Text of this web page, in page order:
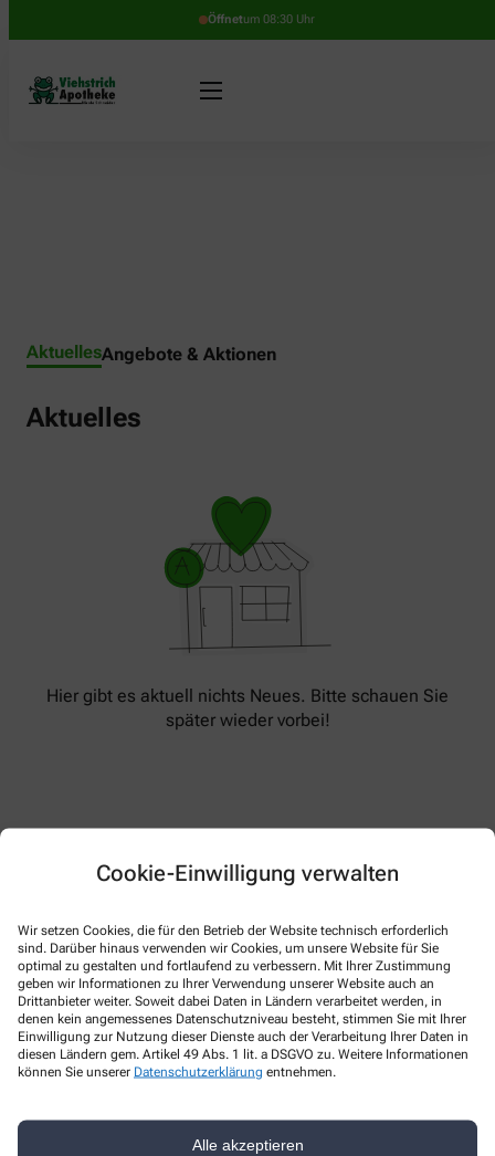
Cookie-Einwilligung verwalten
Wir setzen Cookies, die für den Betrieb der Website technisch erforderlich
sind. Darüber hinaus verwenden wir Cookies, um unsere Website für Sie
optimal zu gestalten und fortlaufend zu verbessern. Mit Ihrer Zustimmung
geben wir Informationen zu Ihrer Verwendung unserer Website auch an
Drittanbieter weiter. Soweit dabei Daten in Ländern verarbeitet werden, in
denen kein angemessenes Datenschutzniveau besteht, stimmen Sie mit Ihrer
Einwilligung zur Nutzung dieser Dienste auch der Verarbeitung Ihrer Daten in
diesen Ländern gem. Artikel 49 Abs. 1 lit. a DSGVO zu. Weitere Informationen
können Sie unserer Datenschutzerklärung entnehmen.
Alle akzeptieren
Öffnetum 08:30 Uhr
AktuellesAngebote & Aktionen
Aktuelles
Hier gibt es aktuell nichts Neues. Bitte schauen Sie
später wieder vorbei!
Kontakt
Viehstrich-Apotheke
Obere Hauptstr. 79,76889 Steinfeld
06340/1088
bestellung@viehstrich-apotheke.de